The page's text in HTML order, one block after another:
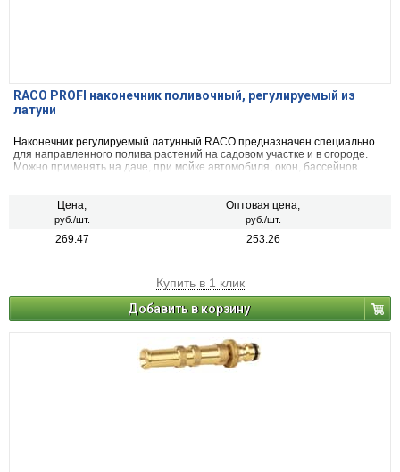
RACO PROFI наконечник поливочный, регулируемый из
латуни
Наконечник регулируемый латунный RACO предназначен специально
для направленного полива растений на садовом участке и в огороде.
Можно применять на даче, при мойке автомобиля, окон, бассейнов.
Цена,
руб./шт.
Оптовая цена,
руб./шт.
269.47 253.26
Купить в 1 клик
Добавить в корзину